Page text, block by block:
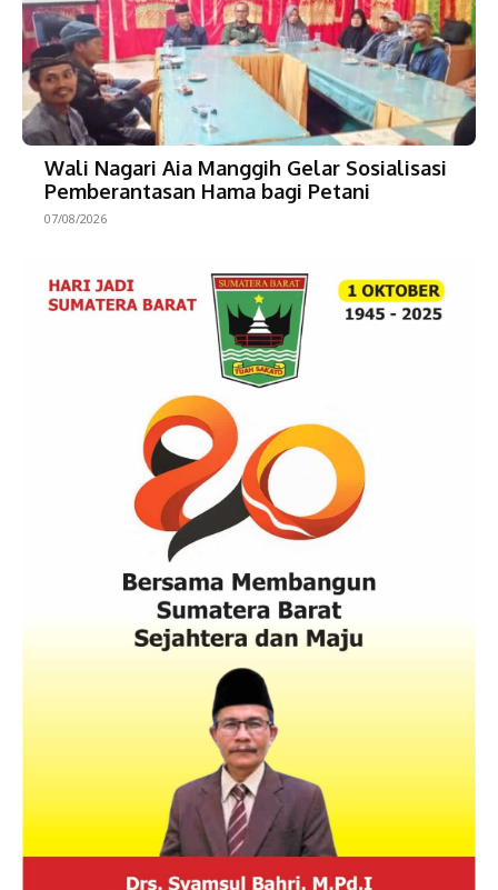
Wali Nagari Aia Manggih Gelar Sosialisasi
Pemberantasan Hama bagi Petani
07/08/2026